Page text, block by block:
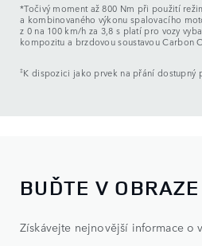
*Točivý moment až 800 Nm při použití
a kombinovaného výkonu spalovacího
z 0 na 100 km/h za 3,8 s platí pro vozy
kompozitu a brzdovou soustavou Carbon
‡K dispozici jako prvek na přání dostupný
BUĎTE V OBRAZE
Získávejte nejnovější informace o